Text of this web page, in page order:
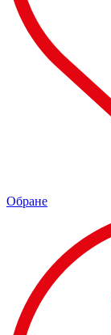
Обране